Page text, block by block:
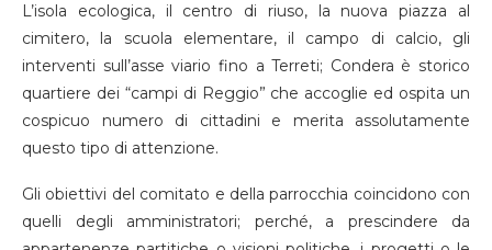
L’isola ecologica, il centro di riuso, la nuova piazza al
cimitero, la scuola elementare, il campo di calcio, gli
interventi sull’asse viario fino a Terreti; Condera è storico
quartiere dei “campi di Reggio” che accoglie ed ospita un
cospicuo numero di cittadini e merita assolutamente
questo tipo di attenzione.
Gli obiettivi del comitato e della parrocchia coincidono con
quelli degli amministratori; perché, a prescindere da